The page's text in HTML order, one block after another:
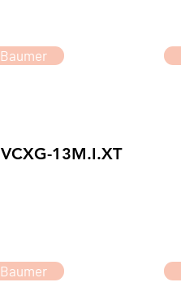
Baumer
VCXG-13M.I.XT
Baumer